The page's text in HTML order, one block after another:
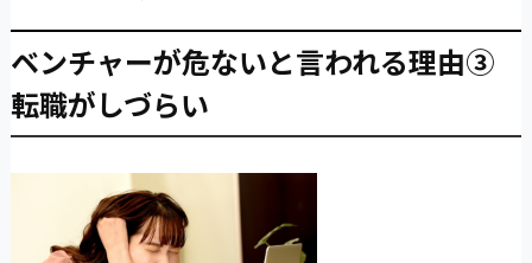
ベンチャーが危ないと言われる理由③
転職がしづらい